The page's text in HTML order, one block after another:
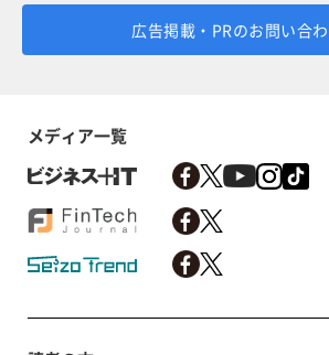
広告掲載・PRのお問い合
メディア一覧